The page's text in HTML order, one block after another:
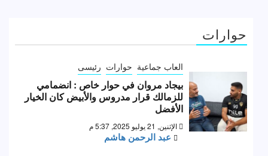
حوارات
العاب جماعية حوارات رئيسى
بيجاد مروان في حوار خاص : انضمامي
للزمالك قرار مدروس والأبيض كان الخيار
الأفضل
الإثنين, 21 يوليو 2025, 5:37 م
عبد الرحمن هاشم